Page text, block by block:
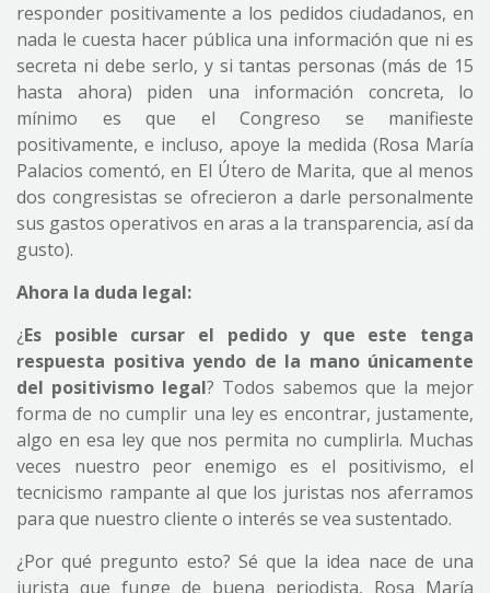
responder positivamente a los pedidos ciudadanos, en
nada le cuesta hacer pública una información que ni es
secreta ni debe serlo, y si tantas personas (más de 15
hasta ahora) piden una información concreta, lo
mínimo es que el Congreso se manifieste
positivamente, e incluso, apoye la medida (Rosa María
Palacios comentó, en El Útero de Marita, que al menos
dos congresistas se ofrecieron a darle personalmente
sus gastos operativos en aras a la transparencia, así da
gusto).
Ahora la duda legal:
¿Es posible cursar el pedido y que este tenga
respuesta positiva yendo de la mano únicamente
del positivismo legal? Todos sabemos que la mejor
forma de no cumplir una ley es encontrar, justamente,
algo en esa ley que nos permita no cumplirla. Muchas
veces nuestro peor enemigo es el positivismo, el
tecnicismo rampante al que los juristas nos aferramos
para que nuestro cliente o interés se vea sustentado.
¿Por qué pregunto esto? Sé que la idea nace de una
jurista que funge de buena periodista, Rosa María